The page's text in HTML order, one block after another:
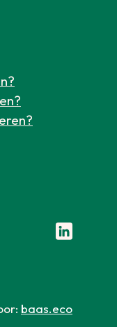
Volg ons
baas.eco